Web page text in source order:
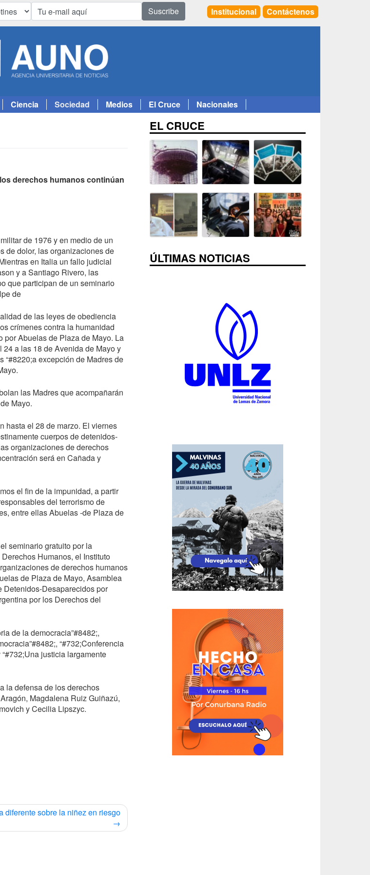
Suscribe Institucional Contáctenos
Ciencia Sociedad Medios El Cruce
Nacionales
derechos humanos continúan
de 1976 y en medio de un
de dolor, las organizaciones de
en Italia un fallo judicial
y a Santiago Rivero, las
que participan de un seminario
de
de las leyes de obediencia
crímenes contra la humanidad
por Abuelas de Plaza de Mayo. La
a las 18 de Avenida de Mayo y
“#8220;a excepción de Madres de
las Madres que acompañarán
Mayo.
hasta el 28 de marzo. El viernes
cuerpos de detenidos-
organizaciones de derechos
será en Cañada y
el fin de la impunidad, a partir
del terrorismo de
entre ellas Abuelas -de Plaza de
seminario gratuito por la
Humanos, el Instituto
de derechos humanos
de Plaza de Mayo, Asamblea
Detenidos-Desaparecidos por
por los Derechos del
de la democracia”#8482;,
“#732;Conferencia
justicia largamente
la defensa de los derechos
Magdalena Ruiz Guiñazú,
y Cecilia Lipszyc.
diferente sobre la niñez en riesgo
EL CRUCE
ÚLTIMAS NOTICIAS